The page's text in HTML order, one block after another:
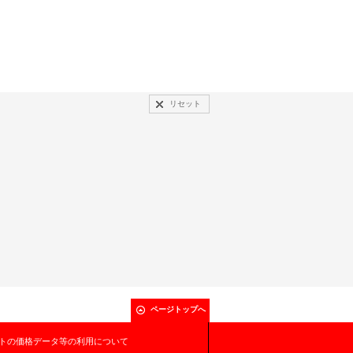
リセット
ページトップへ
の価格データ等の利用について